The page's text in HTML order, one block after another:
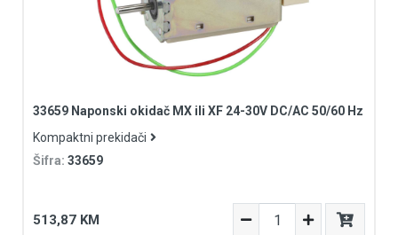
33659 Naponski okidač MX ili XF 24-30V DC/AC 50/60 Hz
Kompaktni prekidači
Šifra: 33659
513,87 KM